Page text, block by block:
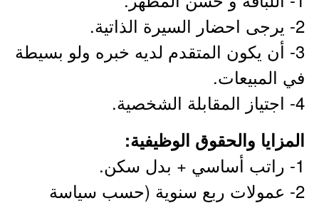
2- يرجى احضار السيرة الذاتية.
3- أن يكون المتقدم لديه خبره ولو بسيطة
في المبيعات.
4- اجتياز المقابلة الشخصية.
المزايا والحقوق الوظيفية:
1- راتب أساسي + بدل سكن.
2- عمولات ربع سنوية (حسب سياسة